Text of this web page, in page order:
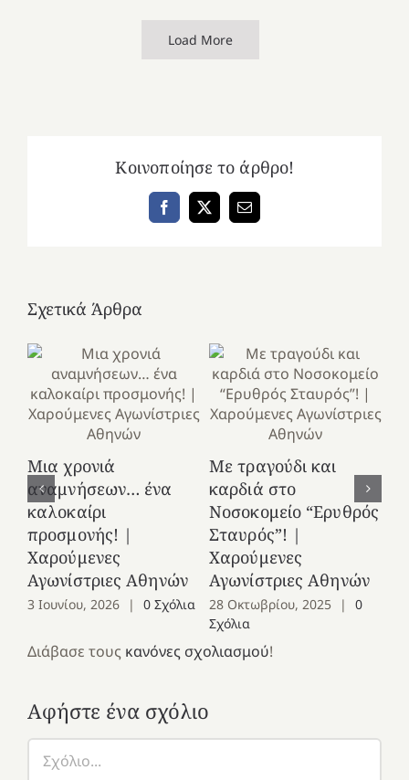
Load More
Κοινοποίησε το άρθρο!
Facebook
X Email
Σχετικά Άρθρα
Μια χρονιά
αναμνήσεων… ένα
καλοκαίρι
προσμονής! |
Χαρούμενες
Αγωνίστριες Αθηνών
3 Ιουνίου, 2026 | 0 Σχόλια
Με τραγούδι και
καρδιά στο
Νοσοκομείο “Ερυθρός
Σταυρός”! |
Χαρούμενες
Αγωνίστριες Αθηνών
28 Οκτωβρίου, 2025 |
0
Σχόλια
Διάβασε τους κανόνες σχολιασμού!
Αφήστε ένα σχόλιο